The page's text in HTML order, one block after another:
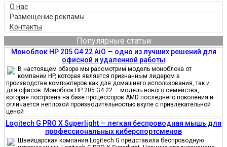
О нас
Размещение рекламы
Контакты
Популярные статьи
Моноблок HP 205 G4 22 AiO — одно из лучших решений для
офисной и удаленной работы
В настоящем обзоре мы рассмотрим модель моноблока от
компании HP, которая является признанным лидером в
производстве компьютеров как для домашнего использования, так и
для офисов. Моноблок HP 205 G4 22 — модель нового семейства,
которая построена на базе процессоров AMD последнего поколения и
отличается неплохой производительностью вкупе с привлекательной
ценой
Logitech G PRO X Superlight — легкая беспроводная мышь для
профессиональных киберспортсменов
Швейцарская компания Logitech G представила беспроводную